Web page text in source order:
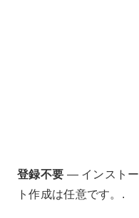
登録不要 — インスト
ト作成は任意です。.